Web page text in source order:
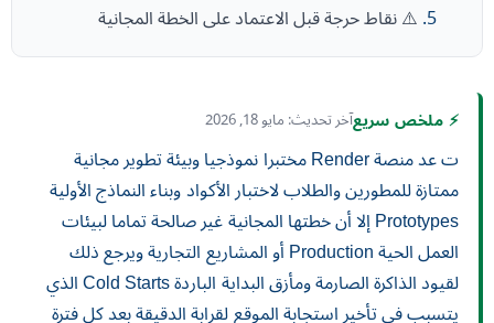
⚠️ نقاط حرجة قبل الاعتماد على الخطة المجانية
⚡ ملخص سريعآخر تحديث: مايو 18, 2026
ت عد منصة Render مختبرا نموذجيا وبيئة تطوير مجانية
ممتازة للمطورين والطلاب لاختبار الأكواد وبناء النماذج الأولية
Prototypes إلا أن خطتها المجانية غير صالحة تماما لبيئات
العمل الحية Production أو المشاريع التجارية ويرجع ذلك
لقيود الذاكرة الصارمة ومأزق البداية الباردة Cold Starts الذي
يتسبب في تأخير استجابة الموقع لقرابة الدقيقة بعد كل فترة